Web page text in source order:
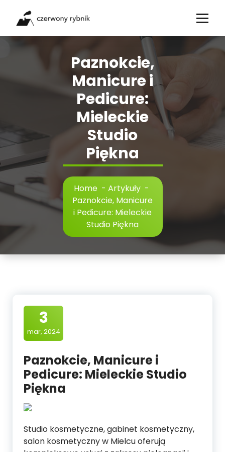
content
Paznokcie,
Manicure i
Pedicure:
Mieleckie
Studio
Piękna
Home - Artykuły -
Paznokcie, Manicure
i Pedicure: Mieleckie
Studio Piękna
3
mar, 2024
Paznokcie, Manicure i
Pedicure: Mieleckie Studio
Piękna
Studio kosmetyczne, gabinet kosmetyczny,
salon kosmetyczny w Mielcu oferują